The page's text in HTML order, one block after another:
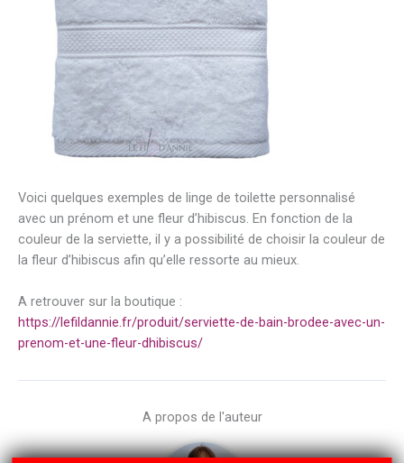
Voici quelques exemples de linge de toilette personnalisé
avec un prénom et une fleur d’hibiscus. En fonction de la
couleur de la serviette, il y a possibilité de choisir la couleur de
la fleur d’hibiscus afin qu’elle ressorte au mieux.
A retrouver sur la boutique :
https://lefildannie.fr/produit/serviette-de-bain-brodee-avec-un-
prenom-et-une-fleur-dhibiscus/
A propos de l'auteur